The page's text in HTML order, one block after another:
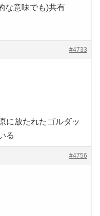
な意味でも)共有
#4733
に放たれたゴルダッ
る
#4756